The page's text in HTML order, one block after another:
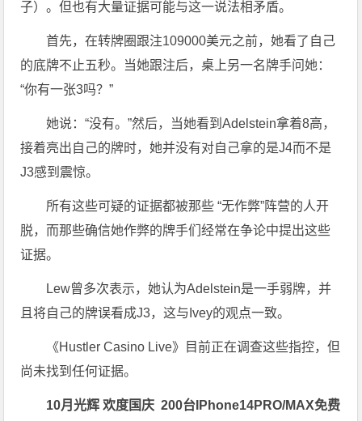
子）。但也有大量证据可能与这一说法相矛盾。
首先，在转牌圈跟注109000美元之前，她看了自己
的底牌不止五秒。当她跟注后，桌上另一名牌手问她：
“你有一张3吗？”
她说：“没有。”然后，当她看到Adelstein拿着8高，
接着亮出自己的牌时，她并没有对自己拿的是J4而不是
J3感到震惊。
所有这些可疑的证据都被那些 “无作弊”阵营的人开
脱，而那些确信她作弊的牌手们经常在争论中提出这些
证据。
Lew曾多次表示，她认为Adelstein是一手弱牌，并
且将自己的牌误看成J3，这与Ivey的观点一致。
《Hustler Casino Live》目前正在调查这些指控，但
尚未找到任何证据。
10月光辉 欢度国庆200台 IPhone14PRO/MAX免费